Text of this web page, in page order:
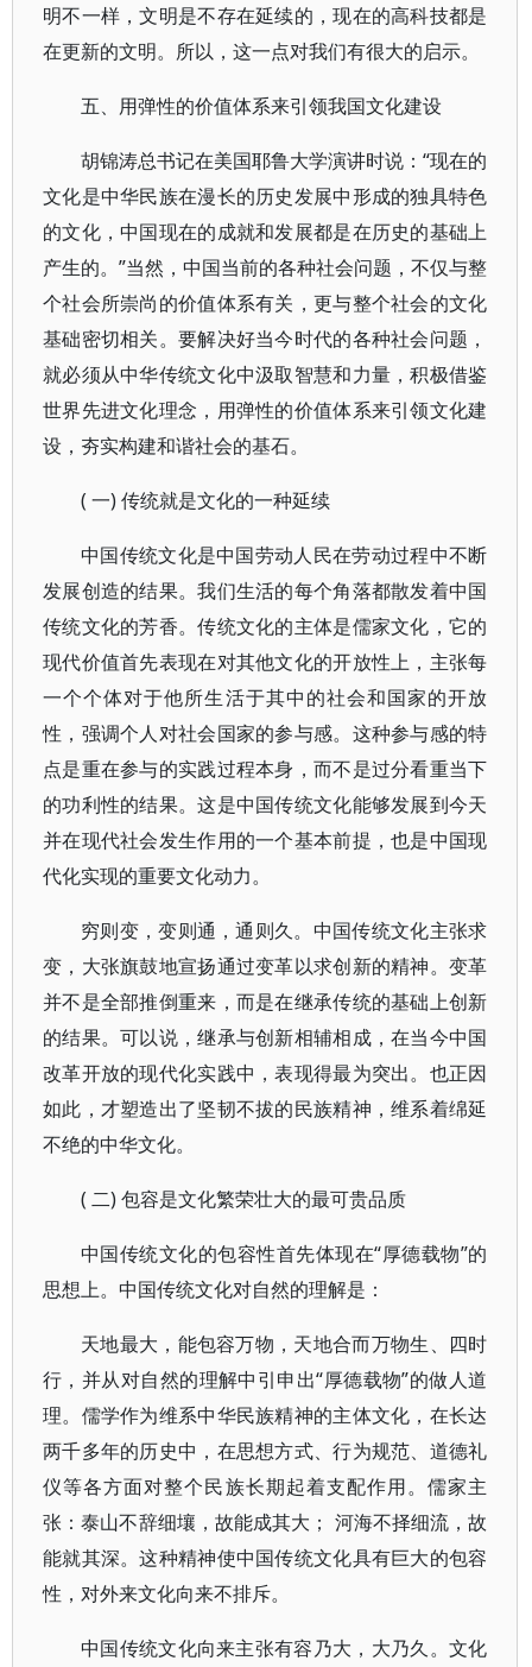
明不一样，文明是不存在延续的，现在的高科技都是
在更新的文明。所以，这一点对我们有很大的启示。
五、用弹性的价值体系来引领我国文化建设
胡锦涛总书记在美国耶鲁大学演讲时说：“现在的
文化是中华民族在漫长的历史发展中形成的独具特色
的文化，中国现在的成就和发展都是在历史的基础上
产生的。”当然，中国当前的各种社会问题，不仅与整
个社会所崇尚的价值体系有关，更与整个社会的文化
基础密切相关。要解决好当今时代的各种社会问题，
就必须从中华传统文化中汲取智慧和力量，积极借鉴
世界先进文化理念，用弹性的价值体系来引领文化建
设，夯实构建和谐社会的基石。
( 一) 传统就是文化的一种延续
中国传统文化是中国劳动人民在劳动过程中不断
发展创造的结果。我们生活的每个角落都散发着中国
传统文化的芳香。传统文化的主体是儒家文化，它的
现代价值首先表现在对其他文化的开放性上，主张每
一个个体对于他所生活于其中的社会和国家的开放
性，强调个人对社会国家的参与感。这种参与感的特
点是重在参与的实践过程本身，而不是过分看重当下
的功利性的结果。这是中国传统文化能够发展到今天
并在现代社会发生作用的一个基本前提，也是中国现
代化实现的重要文化动力。
穷则变，变则通，通则久。中国传统文化主张求
变，大张旗鼓地宣扬通过变革以求创新的精神。变革
并不是全部推倒重来，而是在继承传统的基础上创新
的结果。可以说，继承与创新相辅相成，在当今中国
改革开放的现代化实践中，表现得最为突出。也正因
如此，才塑造出了坚韧不拔的民族精神，维系着绵延
不绝的中华文化。
( 二) 包容是文化繁荣壮大的最可贵品质
中国传统文化的包容性首先体现在“厚德载物”的
思想上。中国传统文化对自然的理解是：
天地最大，能包容万物，天地合而万物生、四时
行，并从对自然的理解中引申出“厚德载物”的做人道
理。儒学作为维系中华民族精神的主体文化，在长达
两千多年的历史中，在思想方式、行为规范、道德礼
仪等各方面对整个民族长期起着支配作用。儒家主
张：泰山不辞细壤，故能成其大； 河海不择细流，故
能就其深。这种精神使中国传统文化具有巨大的包容
性，对外来文化向来不排斥。
中国传统文化向来主张有容乃大，大乃久。文化